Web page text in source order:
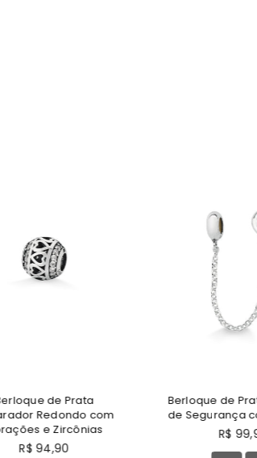
Prata
com
Berloque de Prata Corrente
de Segurança com Silicone